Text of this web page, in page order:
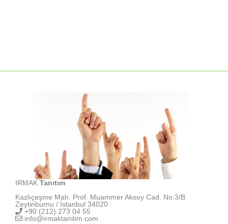
IRMAK Tanıtım
Kazlıçeşme Mah. Prof. Muammer Aksoy Cad. No:3/B
Zeytinburnu / İstanbul 34020
+90 (212) 273 04 55
info@irmaktanitim.com